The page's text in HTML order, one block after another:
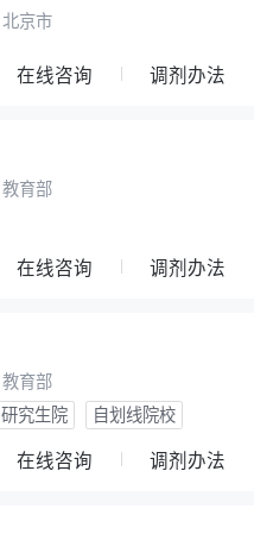
北京市
在线咨询 调剂办法
教育部
在线咨询 调剂办法
教育部
研究生院 自划线院校
在线咨询 调剂办法